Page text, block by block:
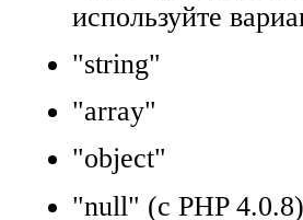
используйте
"string"
"array"
"object"
"null" (с PHP 4.0.8)